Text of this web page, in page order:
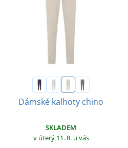
Dámské kalhoty chino
SKLADEM
v úterý 11. 8. u vás